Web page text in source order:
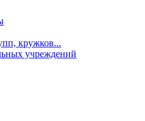
кружков...
учреждений